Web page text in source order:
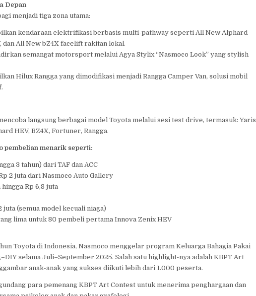
Depan
menjadi tiga zona utama:
kendaraan elektrifikasi berbasis multi-pathway seperti All New Alphard
dan All New bZ4X facelift rakitan lokal.
semangat motorsport melalui Agya Stylix “Nasmoco Look” yang stylish
Hilux Rangga yang dimodifikasi menjadi Rangga Camper Van, solusi mobil
langsung berbagai model Toyota melalui sesi test drive, termasuk: Yaris
HEV, BZ4X, Fortuner, Rangga.
pembelian menarik seperti:
3 tahun) dari TAF dan ACC
2 juta dari Nasmoco Auto Gallery
Rp 6,8 juta
juta (semua model kecuali niaga)
lima untuk 80 pembeli pertama Innova Zenix HEV
Toyota di Indonesia, Nasmoco menggelar program Keluarga Bahagia Pakai
selama Juli–September 2025. Salah satu highlight-nya adalah KBPT Art
anak-anak yang sukses diikuti lebih dari 1.000 peserta.
para pemenang KBPT Art Contest untuk menerima penghargaan dan